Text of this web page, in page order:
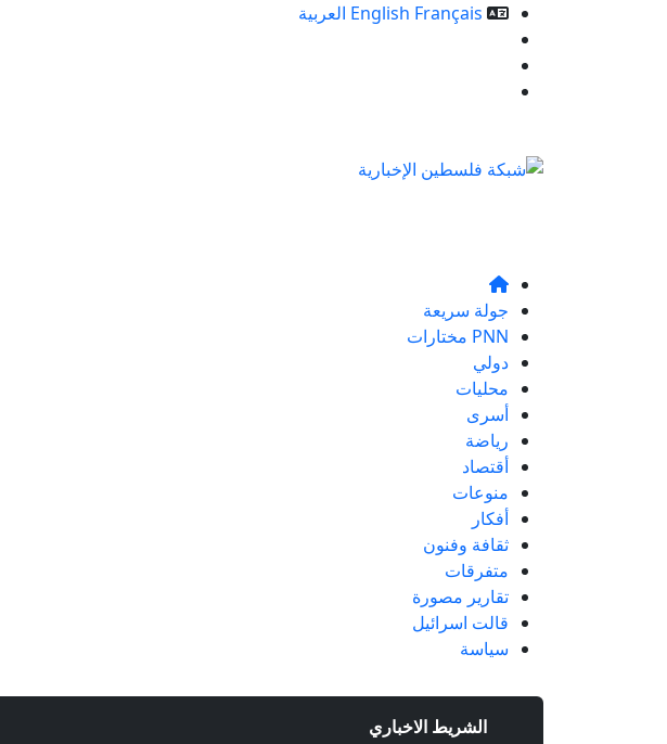
English Français
العربية
جولة سريعة
PNN مختارات
دولي
محليات
أسرى
رياضة
أقتصاد
منوعات
أفكار
ثقافة وفنون
متفرقات
تقارير مصورة
قالت اسرائيل
سياسة
الشريط الاخباري